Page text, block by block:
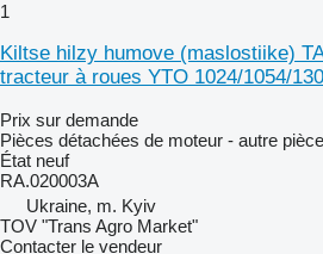
1
Kiltse hilzy humove (maslostiike)
tracteur à roues YTO 1024/1054/
Prix sur demande
Pièces détachées de moteur - autre
État neuf
RA.020003A
Ukraine, m. Kyiv
TOV "Trans Agro Market"
Contacter le vendeur